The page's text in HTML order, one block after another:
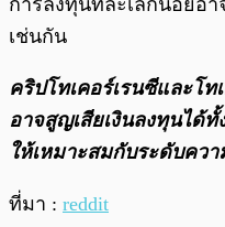
การลงทุนทีละเล็กน้อยอ
เช่นกัน
คริปโทเคอร์เรนซีและโ
อาจสูญเสียเงินลงทุนได้
ให้เหมาะสมกับระดับคว
ที่มา : reddit